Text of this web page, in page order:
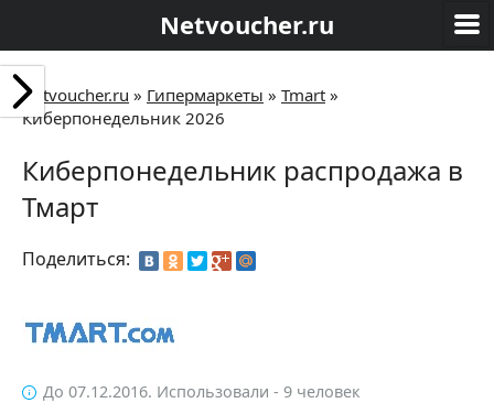
Netvoucher.ru
Netvoucher.ru » Гипермаркеты » Tmart »
Киберпонедельник 2026
Киберпонедельник распродажа в
Тмарт
Поделиться:
До 07.12.2016. Использовали - 9 человек